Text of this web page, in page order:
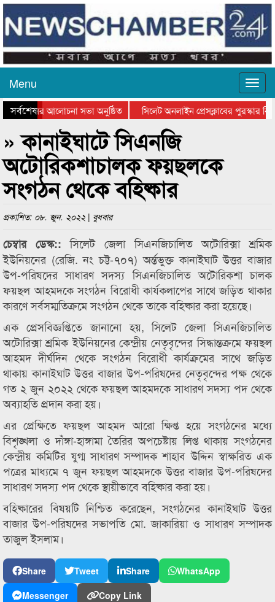
Menu
সর্বশেষ
দিবসের আলোচনা সভা অনুষ্ঠিত
সিলেট অনলাইন প্রেসক্লাবের পুরস্কার
সভা ও সম্মাননা প্রদান
কানাইঘাটের কিশোর আহাদের খুনি
» কানাইঘাটে সিএনজি
অটোরিকশাচালক ফয়ছলকে
সংগঠন থেকে বহিষ্কার
প্রকাশিত: ০৮. জুন. ২০২২ | বুধবার
চেম্বার ডেস্ক::সিলেট জেলা সিএনজিচালিত অটোরিক্সা শ্রমিক
ইউনিয়নের (রেজি. নং চট্ট-৭০৭) অর্ন্তভুক্ত কানাইঘাট উত্তর বাজার
উপ-পরিষদের সাধারণ সদস্য সিএনজিচালিত অটোরিকশা চালক
ফয়ছল আহমদকে সংগঠন বিরোধী কার্যকলাপের সাথে জড়িত থাকার
কারণে সর্বসম্মতিক্রমে সংগঠন থেকে তাকে বহিষ্কার করা হয়েছে।
এক প্রেসবিজ্ঞপ্তিতে জানানো হয়, সিলেট জেলা সিএনজিচালিত
অটোরিক্সা শ্রমিক ইউনিয়নের কেন্দ্রীয় নেতৃবৃন্দের সিদ্ধান্তক্রমে ফয়ছল
আহমদ দীর্ঘদিন থেকে সংগঠন বিরোধী কার্যক্রমের সাথে জড়িত
থাকায় কানাইঘাট উত্তর বাজার উপ-পরিষদের নেতৃবৃন্দের পক্ষ থেকে
গত ২ জুন ২০২২ থেকে ফয়ছল আহমদকে সাধারণ সদস্য পদ থেকে
অব্যাহতি প্রদান করা হয়।
এর প্রেক্ষিতে ফয়ছল আহমদ আরো ক্ষিপ্ত হয়ে সংগঠনের মধ্যে
বিশৃঙ্খলা ও দাঁঙ্গা-হাঙ্গামা তৈরির অপচেষ্টায় লিপ্ত থাকায় সংগঠনের
কেন্দ্রীয় কমিটির যুগ্ম সাধারণ সম্পাদক শাহাব উদ্দিন স্বাক্ষরিত এক
পত্রের মাধ্যমে ৭ জুন ফয়ছল আহমদকে উত্তর বাজার উপ-পরিষদের
সাধারণ সদস্য পদ থেকে স্থায়ীভাবে বহিষ্কার করা হয়।
বহিষ্কারের বিষয়টি নিশ্চিত করেছেন, সংগঠনের কানাইঘাট উত্তর
বাজার উপ-পরিষদের সভাপতি মো. জাকারিয়া ও সাধারণ সম্পাদক
তাজুল ইসলাম।
Share Tweet Share
WhatsApp
Messenger
Copy Link